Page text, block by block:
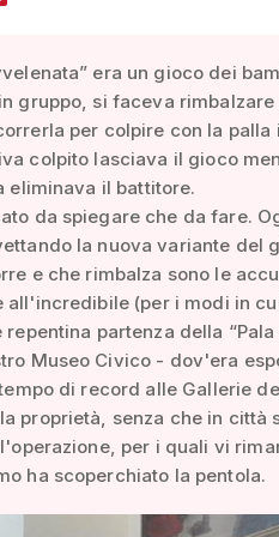
era un gioco dei
gruppo, si faceva
per colpire con la
colpito lasciava il gioco
eliminava il battitore.
da spiegare che da fare.
la nuova variante del
e che rimbalza sono le
all'incredibile (per i modi in
repentina partenza della
Museo Civico - dov'era
di record alle Gallerie
proprietà, senza che in città
per i quali vi
ha scoperchiato la pentola.